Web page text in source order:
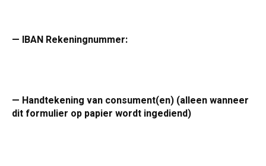
— IBAN Rekeningnummer:
— Handtekening van consument(en) (alleen wanneer
dit formulier op papier wordt ingediend)